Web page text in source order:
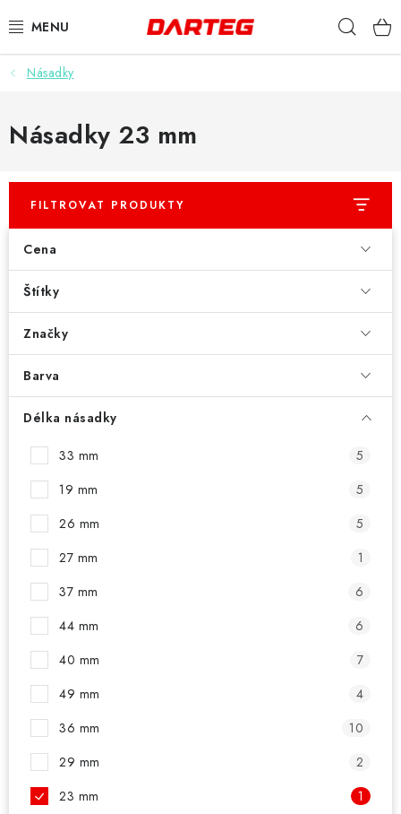
na
ŠIPKY
TERČE
HROTY
POUZDRA
PŘÍSLUŠENSTVÍ
HRÁČI ŠIPEK
SLEVY
POUZDRA
Kontakty
Násadky
Násadky 23 mm
FILTROVAT PRODUKTY
Cena
Štítky
Značky
Barva
Délka násadky
33 mm
5
19 mm
5
26 mm
5
27 mm
1
37 mm
6
44 mm
6
40 mm
7
49 mm
4
36 mm
10
29 mm
2
23 mm
1